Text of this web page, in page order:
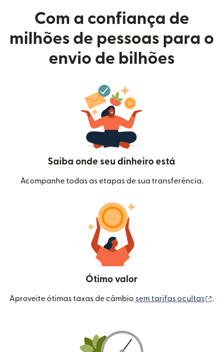
Com a confiança de
milhões de pessoas para o
envio de bilhões
Saiba onde seu dinheiro está
Acompanhe todas as etapas de sua transferência.
Ótimo valor
Aproveite ótimas taxas de câmbio sem tarifas ocultas .